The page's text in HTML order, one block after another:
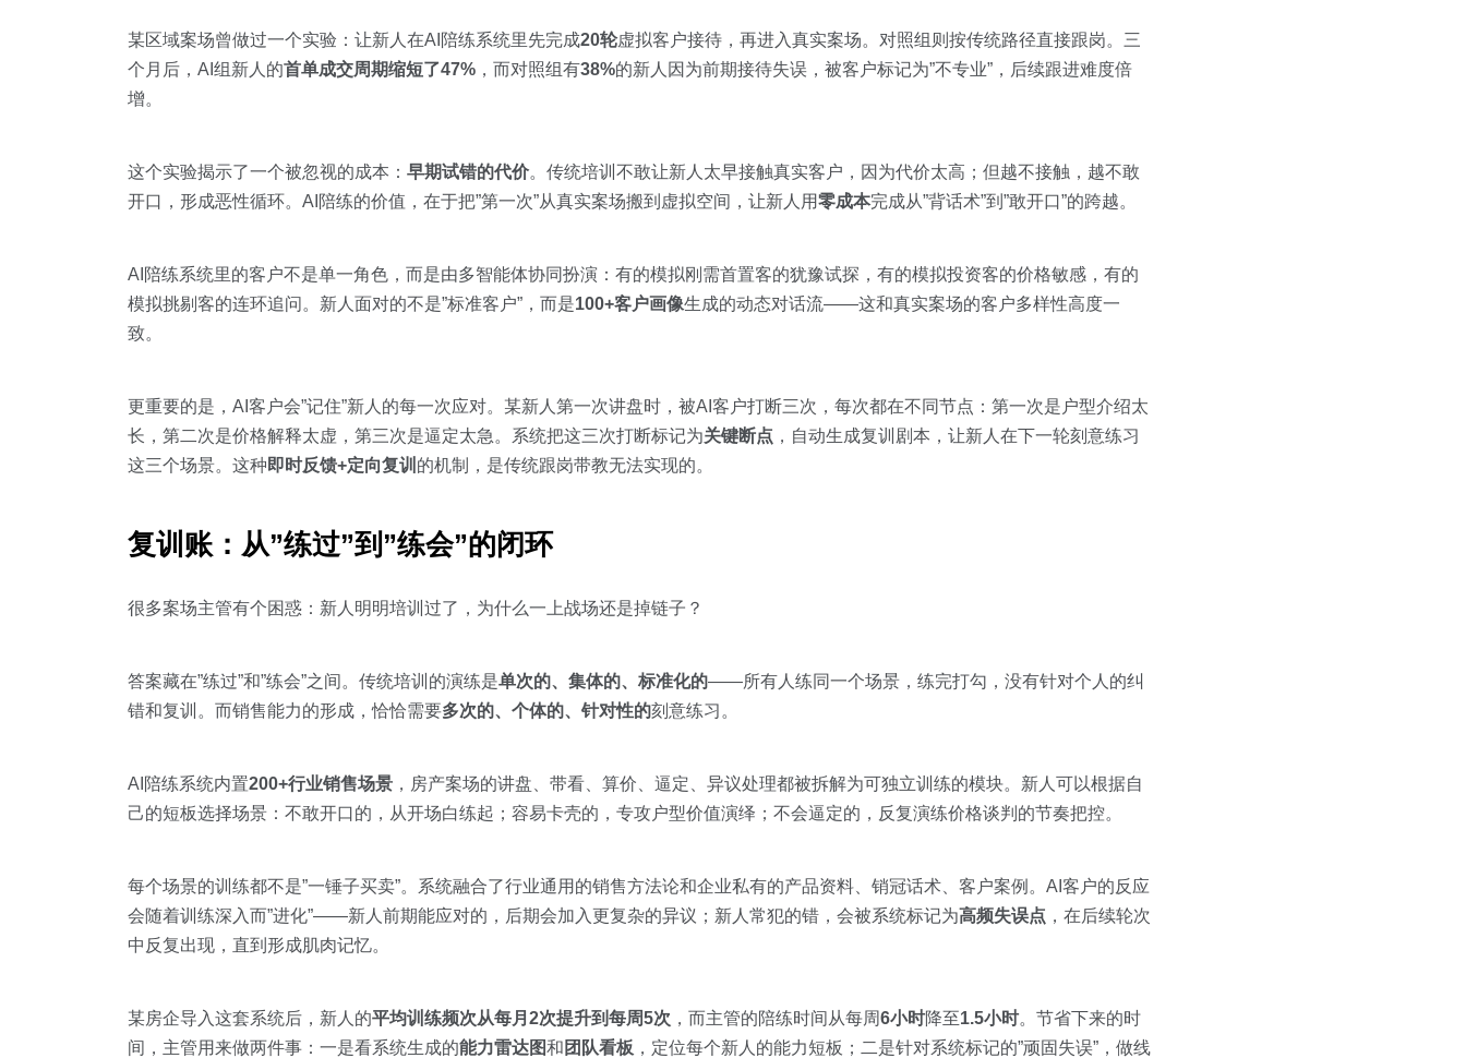
某区域案场曾做过一个实验：让新人在AI陪练系统里先完成20轮虚拟客户接待，再进入真实案场。对照组则按传统路径直接跟岗。三
个月后，AI组新人的首单成交周期缩短了47% ，而对照组有38%的新人因为前期接待失误，被客户标记为”不专业”，后续跟进难度倍
增。
这个实验揭示了一个被忽视的成本： 早期试错的代价。传统培训不敢让新人太早接触真实客户，因为代价太高；但越不接触，越不敢
开口，形成恶性循环。AI陪练的价值，在于把”第一次”从真实案场搬到虚拟空间，让新人用零成本完成从”背话术”到”敢开口”的跨越。
AI陪练系统里的客户不是单一角色，而是由多智能体协同扮演：有的模拟刚需首置客的犹豫试探，有的模拟投资客的价格敏感，有的
模拟挑剔客的连环追问。新人面对的不是”标准客户”，而是100+客户画像生成的动态对话流——这和真实案场的客户多样性高度一
致。
更重要的是，AI客户会”记住”新人的每一次应对。某新人第一次讲盘时，被AI客户打断三次，每次都在不同节点：第一次是户型介绍太
长，第二次是价格解释太虚，第三次是逼定太急。系统把这三次打断标记为关键断点 ，自动生成复训剧本，让新人在下一轮刻意练习
这三个场景。这种 即时反馈+定向复训 的机制，是传统跟岗带教无法实现的。
复训账：从”练过”到”练会”的闭环
很多案场主管有个困惑：新人明明培训过了，为什么一上战场还是掉链子？
答案藏在”练过”和”练会”之间。传统培训的演练是单次的、集体的、标准化的——所有人练同一个场景，练完打勾，没有针对个人的纠
错和复训。而销售能力的形成，恰恰需要多次的、个体的、针对性的刻意练习。
AI陪练系统内置200+行业销售场景 ，房产案场的讲盘、带看、算价、逼定、异议处理都被拆解为可独立训练的模块。新人可以根据自
己的短板选择场景：不敢开口的，从开场白练起；容易卡壳的，专攻户型价值演绎；不会逼定的，反复演练价格谈判的节奏把控。
每个场景的训练都不是”一锤子买卖”。系统融合了行业通用的销售方法论和企业私有的产品资料、销冠话术、客户案例。AI客户的反应
会随着训练深入而”进化”——新人前期能应对的，后期会加入更复杂的异议；新人常犯的错，会被系统标记为高频失误点 ，在后续轮次
中反复出现，直到形成肌肉记忆。
某房企导入这套系统后，新人的平均训练频次从每月2次提升到每周5次 ，而主管的陪练时间从每周6小时降至1.5小时。节省下来的时
间，主管用来做两件事：一是看系统生成的能力雷达图和 团队看板 ，定位每个新人的能力短板；二是针对系统标记的”顽固失误”，做线